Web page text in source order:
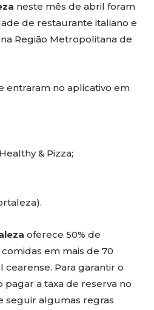
neste mês de abril foram
de restaurante italiano e
Região Metropolitana de
entraram no aplicativo em
& Pizza;
oferece 50% de
em mais de 70
Para garantir o
pagar a taxa de reserva no
seguir algumas regras